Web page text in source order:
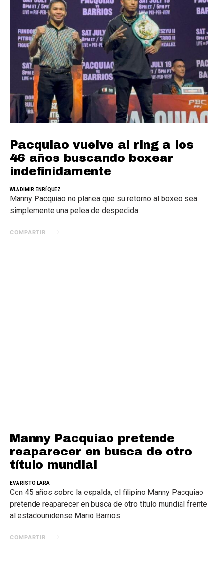
Pacquiao vuelve al ring a los
46 años buscando boxear
indefinidamente
WLADIMIR ENRÍQUEZ
Manny Pacquiao no planea que su retorno al boxeo sea
simplemente una pelea de despedida.
COMPARTIR
Manny Pacquiao pretende
reaparecer en busca de otro
título mundial
EVARISTO LARA
Con 45 años sobre la espalda, el filipino Manny Pacquiao
pretende reaparecer en busca de otro título mundial frente
al estadounidense Mario Barrios
COMPARTIR